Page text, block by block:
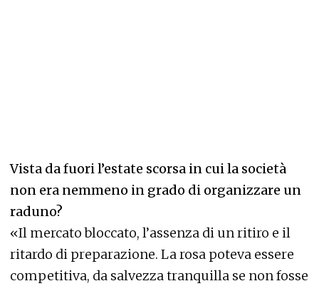
Vista da fuori l’estate scorsa in cui la società
non era nemmeno in grado di organizzare un
raduno?
«Il mercato bloccato, l’assenza di un ritiro e il
ritardo di preparazione. La rosa poteva essere
competitiva, da salvezza tranquilla se non fosse